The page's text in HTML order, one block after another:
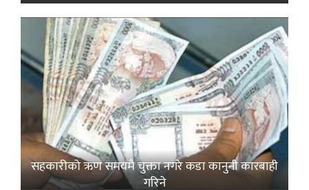
सहकारीको ऋण समयमै चुक्ता नगरे कडा कानुनी कारबाही
गरिने